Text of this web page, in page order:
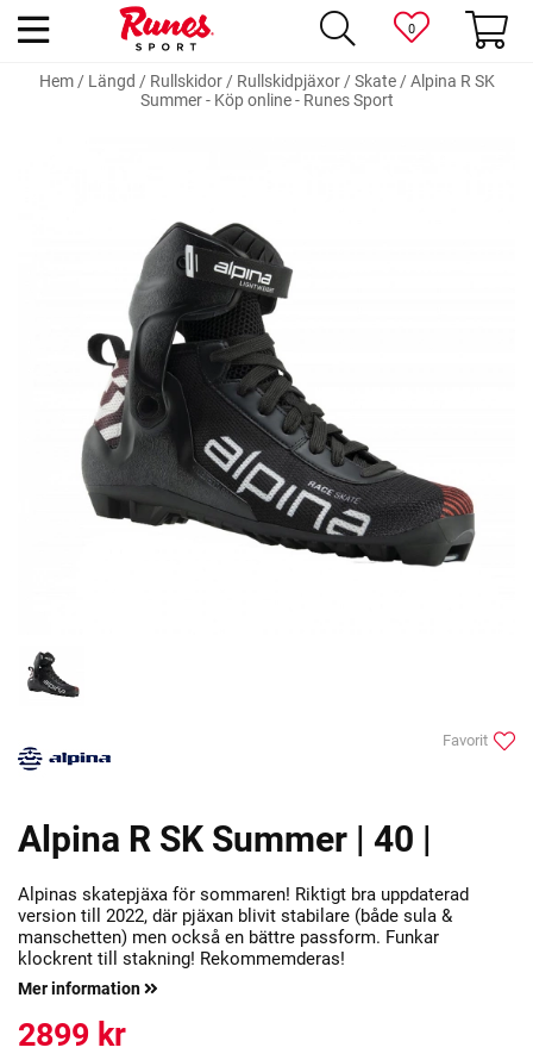
0
Hem/ Längd / Rullskidor/ Rullskidpjäxor/Skate/Alpina R SK
Summer - Köp online - Runes Sport
Favorit
Alpina R SK Summer | 40 |
Alpinas skatepjäxa för sommaren! Riktigt bra uppdaterad
version till 2022, där pjäxan blivit stabilare (både sula &
manschetten) men också en bättre passform. Funkar
klockrent till stakning! Rekommemderas!
Mer information
2899 kr